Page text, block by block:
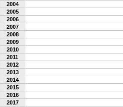
2004
2005
2006
2007
2008
2009
2010
2011
2012
2013
2014
2015
2016
2017